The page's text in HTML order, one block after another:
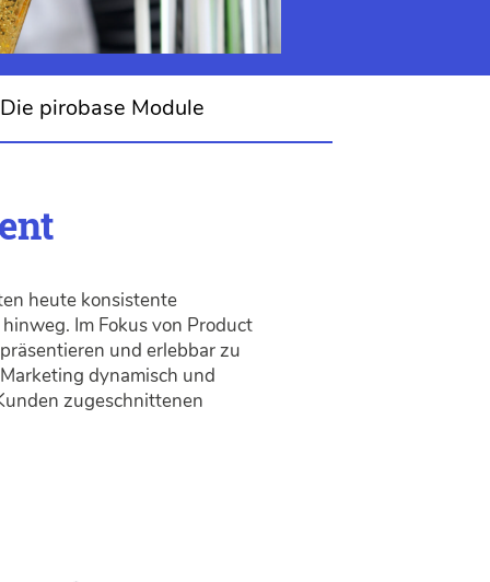
Die pirobase Module
heute konsistente
Im Fokus von Product
und erlebbar zu
dynamisch und
zugeschnittenen